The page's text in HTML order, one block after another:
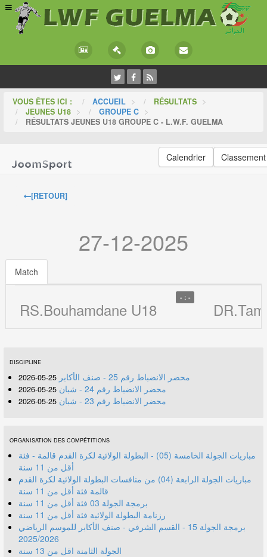
VOUS ÊTES ICI : ACCUEIL > RÉSULTATS >
JEUNES U18 > GROUPE C >
RÉSULTATS JEUNES U18 GROUPE C - L.W.F. GUELMA
Calendrier Classement
[RETOUR]
27-12-2025
Match
RS.Bouhamdane U18
- : -
DISCIPLINE
محضر الانضباط رقم 25 - صنف الأكابر 25-05-2026
محضر الانضباط رقم 24 - شبان 25-05-2026
محضر الانضباط رقم 23 - شبان 25-05-2026
ORGANISATION DES COMPÉTITIONS
مباريات الجولة الخامسة (05) - البطولة الولائية لكرة القدم قالمة - فئة
أقل من 11 سنة
مباريات الجولة الرابعة (04) من منافسات البطولة الولائية لكرة القدم
قالمة فئة أقل من 11 سنة
برمجة الجولة 03 فئة أقل من 11 سنة
رزنامة البطولة الولائية فئة أقل من 11 سنة
برمجة الجولة 15 - القسم الشرفي - صنف الأكابر للموسم الرياضي
2025/2026
الجولة الثامنة اقل من 13 سنة